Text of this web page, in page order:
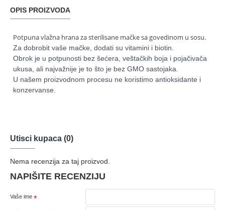
OPIS PROIZVODA
Potpuna vlažna hrana za sterilisane mačke sa govedinom u sosu.
Za dobrobit vaše mačke, dodati su vitamini i biotin.
Obrok je u potpunosti bez šećera, veštačkih boja i pojačivača
ukusa, ali najvažnije je to što je bez GMO sastojaka.
U našem proizvodnom procesu ne koristimo antioksidante i
konzervanse.
Utisci kupaca (0)
Nema recenzija za taj proizvod.
NAPIŠITE RECENZIJU
Vaše ime